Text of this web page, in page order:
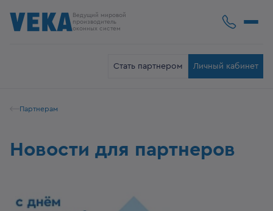
Ведущий мировой
производитель
оконных систем
Стать партнером Личный кабинет
Партнерам
Новости для партнеров